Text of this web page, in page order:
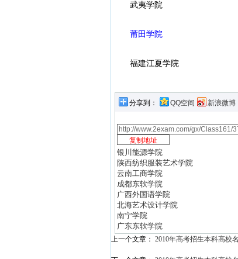
武夷学院
莆田学院
福建江夏学院
分享到： QQ空间 新浪微博
银川能源学院
陕西纺织服装艺术学院
云南工商学院
成都东软学院
广西外国语学院
北海艺术设计学院
南宁学院
广东东软学院
上一个文章： 2010年高考招生本科高校